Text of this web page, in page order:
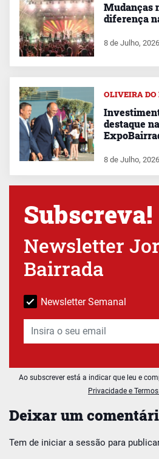
Deixar um
Tem de iniciar a sessão para
Mudanças
diferença
8 de Julho, 2026
OLIVEIRA DO
destaque
8 de Julho, 2026
Subscreva!
Newsletter
Bairrada
Newsletter Semanal
Ao subscrever está a indicar que leu e
Privacidade e